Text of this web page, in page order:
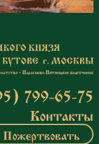
799-65-75
Контакты
Пожертвовать